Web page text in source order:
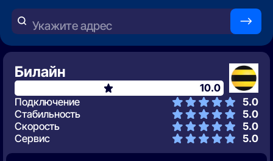
Укажите адрес —>
Билайн
10.0
Подключение
5.0
Стабильность
5.0
Скорость
5.0
Сервис
5.0